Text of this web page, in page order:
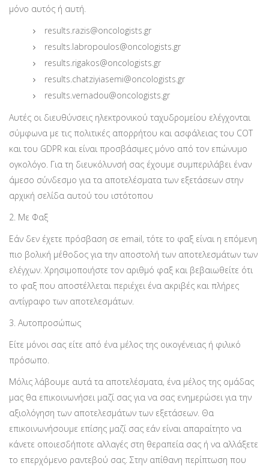
μόνο αυτός ή αυτή.
results.razis@oncologists.gr
results.labropoulos@oncologists.gr
results.rigakos@oncologists.gr
results.chatziyiasemi@oncologists.gr
results.vernadou@oncologists.gr
Αυτές οι διευθύνσεις ηλεκτρονικού ταχυδρομείου ελέγχονται
σύμφωνα με τις πολιτικές απορρήτου και ασφάλειας του COT
και του GDPR και είναι προσβάσιμες μόνο από τον επώνυμο
ογκολόγο. Για τη διευκόλυνσή σας έχουμε συμπεριλάβει έναν
άμεσο σύνδεσμο για τα αποτελέσματα των εξετάσεων στην
αρχική σελίδα αυτού του ιστότοπου
2. Με Φαξ
Εάν δεν έχετε πρόσβαση σε email, τότε το φαξ είναι η επόμενη
πιο βολική μέθοδος για την αποστολή των αποτελεσμάτων των
ελέγχων. Χρησιμοποιήστε τον αριθμό φαξ και βεβαιωθείτε ότι
το φαξ που αποστέλλεται περιέχει ένα ακριβές και πλήρες
αντίγραφο των αποτελεσμάτων.
3. Αυτοπροσώπως
Είτε μόνοι σας είτε από ένα μέλος της οικογένειας ή φιλικό
πρόσωπο.
Μόλις λάβουμε αυτά τα αποτελέσματα, ένα μέλος της ομάδας
μας θα επικοινωνήσει μαζί σας για να σας ενημερώσει για την
αξιολόγηση των αποτελεσμάτων των εξετάσεων. Θα
επικοινωνήσουμε επίσης μαζί σας εάν είναι απαραίτητο να
κάνετε οποιεσδήποτε αλλαγές στη θεραπεία σας ή να αλλάξετε
το επερχόμενο ραντεβού σας. Στην απίθανη περίπτωση που